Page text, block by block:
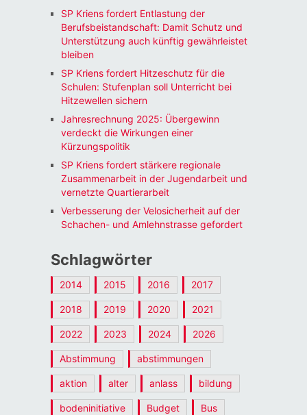
SP Kriens fordert Entlastung der
Berufsbeistandschaft: Damit Schutz und
Unterstützung auch künftig gewährleistet
bleiben
SP Kriens fordert Hitzeschutz für die
Schulen: Stufenplan soll Unterricht bei
Hitzewellen sichern
Jahresrechnung 2025: Übergewinn
verdeckt die Wirkungen einer
Kürzungspolitik
SP Kriens fordert stärkere regionale
Zusammenarbeit in der Jugendarbeit und
vernetzte Quartierarbeit
Verbesserung der Velosicherheit auf der
Schachen- und Amlehnstrasse gefordert
Schlagwörter
2014 2015 2016 2017
2018 2019 2020 2021
2022 2023 2024 2026
Abstimmung abstimmungen
aktion alter anlass bildung
bodeninitiative Budget Bus